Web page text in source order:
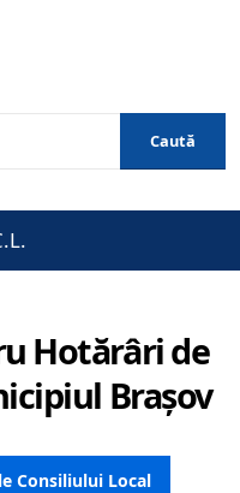
Caută
Hotărâri de
Brașov
Consiliului Local